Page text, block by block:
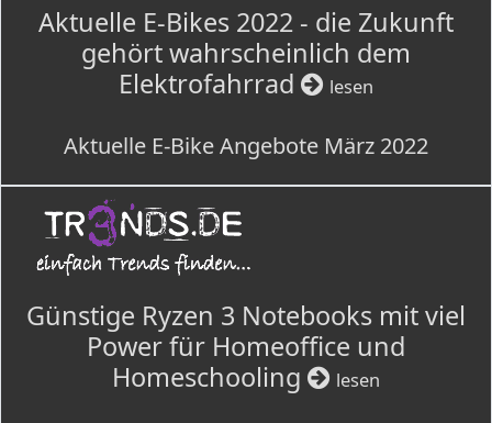
Aktuelle E-Bikes 2022 - die Zukunft
gehört wahrscheinlich dem
Elektrofahrrad
lesen
Aktuelle E-Bike Angebote März 2022
Günstige Ryzen 3 Notebooks mit viel
Power für Homeoffice und
Homeschooling
lesen